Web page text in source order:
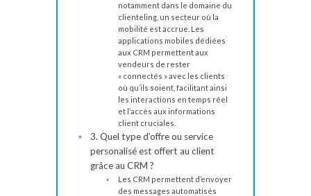
notamment dans le domaine du
clienteling, un secteur où la
mobilité est accrue. Les
applications mobiles dédiées
aux CRM permettent aux
vendeurs de rester
« connectés » avec les clients
où qu’ils soient, facilitant ainsi
les interactions en temps réel
et l’accès aux informations
client cruciales.
3. Quel type d’offre ou service
personalisé est offert au client
grâce au CRM ?
Les CRM permettent d’envoyer
des messages automatisés